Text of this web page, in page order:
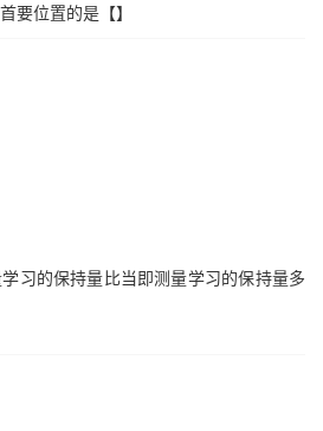
要位置的是【】
习的保持量比当即测量学习的保持量多